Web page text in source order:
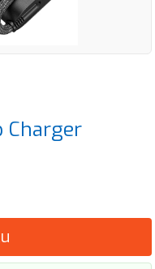
Charger